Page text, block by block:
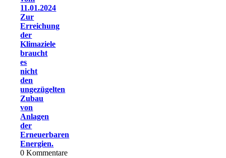
11.01.2024
Zur
Erreichung
der
Klimaziele
braucht
es
nicht
den
ungezügelten
Zubau
von
Anlagen
der
Erneuerbaren
Energien.
0 Kommentare